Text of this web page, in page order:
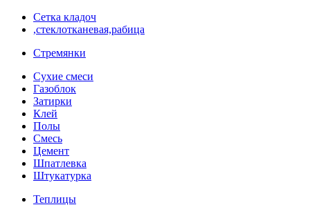
Сетка кладоч
,стеклотканевая,рабица
Стремянки
Сухие смеси
Газоблок
Затирки
Клей
Полы
Смесь
Цемент
Шпатлевка
Штукатурка
Теплицы